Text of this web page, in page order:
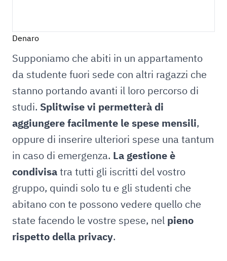
Denaro
Supponiamo che abiti in un appartamento
da studente fuori sede con altri ragazzi che
stanno portando avanti il loro percorso di
studi. Splitwise vi permetterà di
aggiungere facilmente le spese mensili,
oppure di inserire ulteriori spese una tantum
in caso di emergenza. La gestione è
condivisatra tutti gli iscritti del vostro
gruppo, quindi solo tu e gli studenti che
abitano con te possono vedere quello che
state facendo le vostre spese, nel pieno
rispetto della privacy.